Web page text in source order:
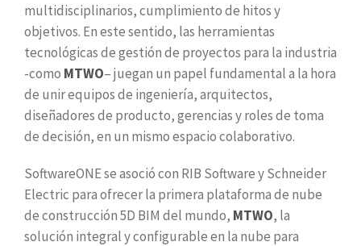
multidisciplinarios, cumplimiento de hitos y
objetivos. En este sentido, las herramientas
tecnológicas de gestión de proyectos para la industria
-como MTWO– juegan un papel fundamental a la hora
de unir equipos de ingeniería, arquitectos,
diseñadores de producto, gerencias y roles de toma
de decisión, en un mismo espacio colaborativo.
SoftwareONE se asoció con RIB Software y Schneider
Electric para ofrecer la primera plataforma de nube
de construcción 5D BIM del mundo, MTWO, la
solución integral y configurable en la nube para